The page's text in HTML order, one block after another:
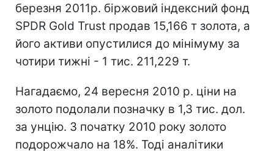
березня 2011р. біржовий індексний фонд
SPDR Gold Trust продав 15,166 т золота, а
його активи опустилися до мінімуму за
чотири тижні - 1 тис. 211,229 т.
Нагадаємо, 24 вересня 2010 р. ціни на
золото подолали позначку в 1,3 тис. дол.
за унцію. З початку 2010 року золото
подорожчало на 18%. Тоді аналітики